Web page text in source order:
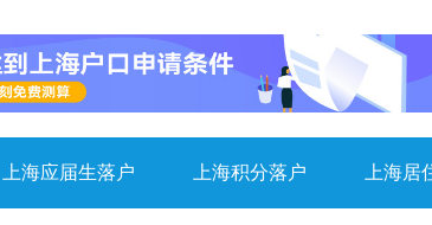
上海应届生落户 上海积分落户 上海居